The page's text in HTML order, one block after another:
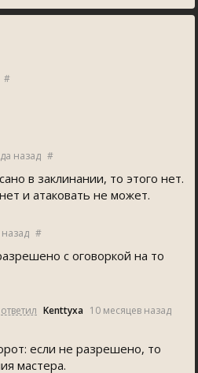
#
назад #
в заклинании, то этого нет.
и атаковать не может.
#
с оговоркой на то
ответил Kenttyxa 10 месяцев назад
если не разрешено, то
мастера.